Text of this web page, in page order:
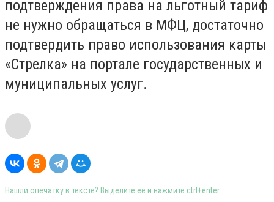
подтверждения права на льготный тариф
не нужно обращаться в МФЦ, достаточно
подтвердить право использования карты
«Стрелка» на портале государственных и
муниципальных услуг.
Нашли опечатку в тексте? Выделите её и нажмите ctrl+enter